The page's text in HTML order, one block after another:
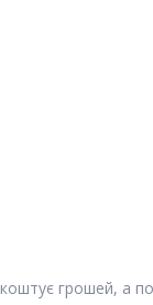
грошей, а